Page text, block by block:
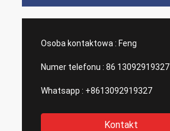
Osoba kontaktowa : Feng
Numer telefonu : 86 13092919327
Whatsapp : +8613092919327
Kontakt